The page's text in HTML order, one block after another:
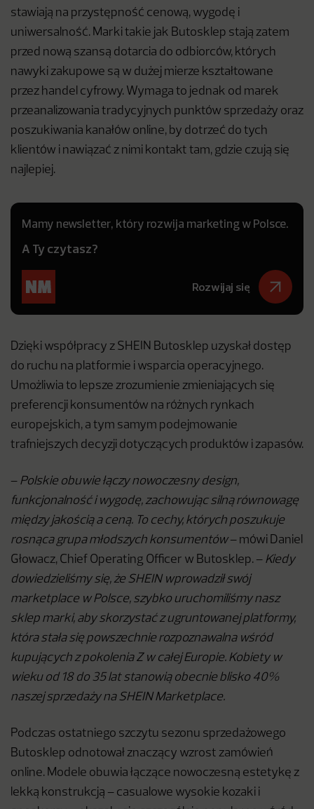
stawiają na przystępność cenową, wygodę i
uniwersalność. Marki takie jak Butosklep stają zatem
przed nową szansą dotarcia do odbiorców, których
nawyki zakupowe są w dużej mierze kształtowane
przez handel cyfrowy. Wymaga to jednak od marek
przeanalizowania tradycyjnych punktów sprzedaży oraz
poszukiwania kanałów online, by dotrzeć do tych
klientów i nawiązać z nimi kontakt tam, gdzie czują się
najlepiej.
Mamy newsletter, który rozwija marketing w Polsce.
A Ty czytasz?
Rozwijaj się
Dzięki współpracy z SHEIN Butosklep uzyskał dostęp
do ruchu na platformie i wsparcia operacyjnego.
Umożliwia to lepsze zrozumienie zmieniających się
preferencji konsumentów na różnych rynkach
europejskich, a tym samym podejmowanie
trafniejszych decyzji dotyczących produktów i zapasów.
– Polskie obuwie łączy nowoczesny design,
funkcjonalność i wygodę, zachowując silną równowagę
między jakością a ceną. To cechy, których poszukuje
rosnąca grupa młodszych konsumentów– mówi Daniel
Głowacz, Chief Operating Officer w Butosklep. – Kiedy
dowiedzieliśmy się, że SHEIN wprowadził swój
marketplace w Polsce, szybko uruchomiliśmy nasz
sklep marki, aby skorzystać z ugruntowanej platformy,
która stała się powszechnie rozpoznawalna wśród
kupujących z pokolenia Z w całej Europie. Kobiety w
wieku od 18 do 35 lat stanowią obecnie blisko 40%
naszej sprzedaży na SHEIN Marketplace.
Podczas ostatniego szczytu sezonu sprzedażowego
Butosklep odnotował znaczący wzrost zamówień
online. Modele obuwia łączące nowoczesną estetykę z
lekką konstrukcją – casualowe wysokie kozaki i